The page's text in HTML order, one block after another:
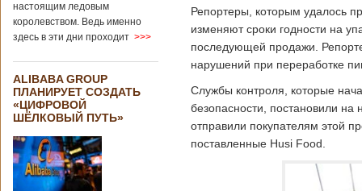
настоящим ледовым
королевством. Ведь именно
здесь в эти дни проходит >>>
ALIBABA GROUP
ПЛАНИРУЕТ СОЗДАТЬ
«ЦИФРОВОЙ
ШЁЛКОВЫЙ ПУТЬ»
Репортеры, которым удалось
изменяют сроки годности на
последующей продажи.
нарушений при переработке
Службы контроля, которые
безопасности, постановили
отправили покупателям этой
поставленные Husi Food.